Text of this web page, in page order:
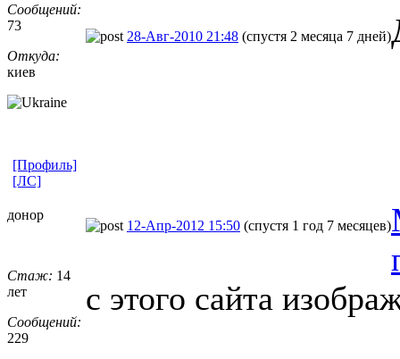
Сообщений:
73
Откуда:
киев
28-Авг-2010 21:48 (спустя 2 месяца 7 дней)
[Профиль]
[ЛС]
донор
Стаж: 14
лет
Сообщений:
229
12-Апр-2012 15:50 (спустя 1 год 7 месяцев)
с этого сайта